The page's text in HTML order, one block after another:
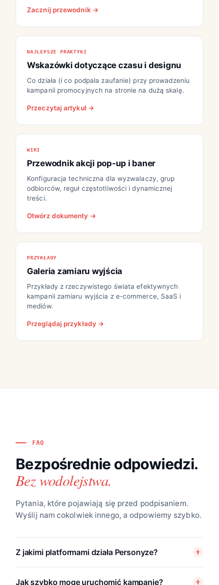
Zacznij przewodnik →
NAJLEPSZE PRAKTYKI
Wskazówki dotyczące czasu i designu
Co działa (i co podpala zaufanie) przy prowadzeniu
kampanii promocyjnych na stronie na dużą skalę.
Przeczytaj artykuł →
WIKI
Przewodnik akcji pop-up i baner
Konfiguracja techniczna dla wyzwalaczy, grup
odbiorców, reguł częstotliwości i dynamicznej
treści.
Otwórz dokumenty →
PRZYKŁADY
Galeria zamiaru wyjścia
Przykłady z rzeczywistego świata efektywnych
kampanii zamiaru wyjścia z e-commerce, SaaS i
mediów.
Przeglądaj przykłady →
FAQ
Bezpośrednie odpowiedzi.
Bez wodolejstwa.
Pytania, które pojawiają się przed podpisaniem.
Wyślij nam cokolwiek innego, a odpowiemy szybko.
Z jakimi platformami działa Personyze?
Jak szybko mogę uruchomić kampanię?